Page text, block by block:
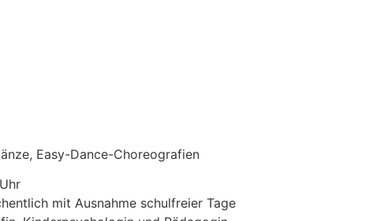
Easy-Dance-Choreografien
mit Ausnahme schulfreier Tage